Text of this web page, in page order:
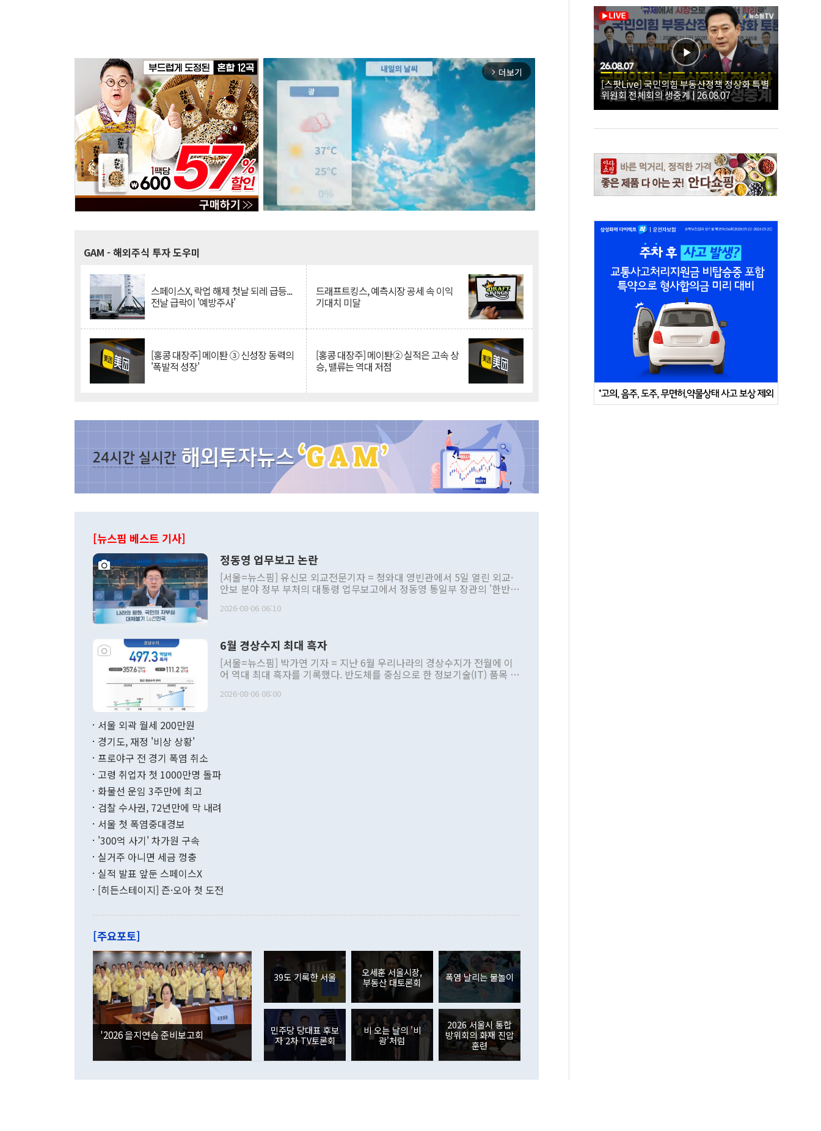
arrow_forward_ios 더보기
GAM - 해외주식 투자 도우미
스페이스X, 락업 해제 첫날 되레 급등...
전날 급락이 '예방주사'
드래프트킹스, 예측시장 공세 속 이익
기대치 미달
[홍콩 대장주] 메이퇀 ③ 신성장 동력의
'폭발적 성장'
[홍콩 대장주] 메이퇀② 실적은 고속 상
승, 밸류는 역대 저점
[뉴스핌 베스트 기사]
정동영 업무보고 논란
[서울=뉴스핌] 유신모 외교전문기자 = 청와대 영빈관에서 5일 열린 외교·
안보 분야 정부 부처의 대통령 업무보고에서 정동영 통일부 장관의 '한반도
발언 중에는 정부 내 조율을 거치지 않은 사안을 정책으로 추진하겠다고 공
주의적 희망에 근거한 비현실적 구상'이라는 비판을 내놨다. 그동안 정 장
관의 대북 정책 관련 발언이 물의를 빚은 적은 여러 번 있지만 대통령과 유
관 부처 장관이 공개적으로 부정적 입장을 표명한 것은 이례적이다. 정 장
관의 무리한 대북 접근법과 월권을 제어해야 한다는 목소리도 높아지고 있
다. [정동영 통일부 장관이 지난달 23일 오후 서울 종로구 정부서울청사에
무너졌다고도 했다. 또 "현 시점에서 흘러간 선(先)비핵화만 되뇌는 것은
함께 4자 대화의 동력을 확보하기 위해 최선을 다할 것"이라고 말했다. 하
"우리의 선의대로 하는 게 과연 한반도의 평화와 안정에 플러스냐, 결론적
관은 업무보고 사후 브리핑에서 정 장관이 언급한 '4자 회담'에 대해 "이상
이 9월 러시아 블라디보스토크에서 열리는 '동방경제포럼(EEF)'을 언급하
며 "정부 차원에서 (참석을) 검토하고 있다"고 발언한 데 대해서도 조 장관
은 "그것은 외교부의 몫"이라며 "아직 거기까지 진도가 나가지 않았다"고
잘랐다. 정 장관이 이날 소개한 대북 구상과 설명은 정부 내 조율을 거치지
않았다는 점에서 문제가 있다. 특히 주적 표현 대체와 국호 사용, 9·19 군
사합의 복원, 4자회담 추진 등은 통일부 장관이 결정할 사안이 아니어서 월
권이라는 지적이 나오고 있다. 이 대통령은 정 장관의 업무보고를 듣고 난
뒤 "여기 업무보고에 발표했다고 승인난 건 아니다"라고 재차 확인했다. 정
부의 한 소식통은 "정 장관의 발언 내용은 대부분 국가안전보장회의(NSC)
를 거쳐 결정된 사안이 아닌 정 장관의 개인적 생각에 가깝다"며 "안보 관
련 부처 장관이 정부의 공식 정책이 아닌 사안을 추진하겠다고 업무보고를
하고 대통령의 면전에서 '국군통수권자가 나서야 한다'고 주장한 것은 심각
2026-08-06 06:10
6월 경상수지 최대 흑자
[서울=뉴스핌] 박가연 기자 = 지난 6월 우리나라의 경상수지가 전월에 이
어 역대 최대 흑자를 기록했다. 반도체를 중심으로 한 정보기술(IT) 품목 수
료=한국은행] 한국은행이 6일 발표한 '2026년 6월 국제수지(잠정)'에 따르
며 월간 기준 처음으로 1000억달러를 넘어섰다. 상품수입은 644억8000만
196.9% 급증했고 컴퓨터·주변기기(SSD)는 282.7% 증가했다. IT 품목
수출은 160.4% 늘었으며 비IT 품목도 ▲석유제품(47.5%) ▲화공품
기록했지만 지식재산권사용료수지는 전월 흑자에서 4억4000만달러 적자
로 전환됐다. 본원소득수지는 배당소득을 중심으로 32억7000만달러 흑자
는 배당수입이 늘어난 데다 전월 분기배당에 따른 기저효과로 배당지급이
였던 올해 3월(369억9000만달러)을 넘어선 것이다. 직접투자에서는 내국
인의 해외투자가 80억1000만달러, 외국인의 국내투자가 46억3000만달러
각각 증가했다. 증권투자에서는 외국인의 국내 주식 매도세가 이어졌다. 외
국인의 국내 주식 투자는 차익실현 매도 등의 영향으로 316억1000만달러
감소하며 전월(-310억5000만달러)에 이어 역대 최대 순매도 기록을 다시
경신했다. 외국인의 국내 채권투자는 세계국채지수(WGBI) 자금 유입에도
분기 말 만기도래 영향으로 증가 폭이 줄어든 52억9000만달러를 기록했
다. 내국인의 해외 증권투자는 주식을 중심으로 35억6000만달러 증가했
다. eoyn2@newspim.com
2026-08-06 08:00
서울 외곽 월세 200만원
경기도, 재정 '비상 상황'
프로야구 전 경기 폭염 취소
고령 취업자 첫 1000만명 돌파
화물선 운임 3주만에 최고
검찰 수사권, 72년만에 막 내려
서울 첫 폭염중대경보
'300억 사기' 차가원 구속
실거주 아니면 세금 껑충
실적 발표 앞둔 스페이스X
[히든스테이지] 즌·오아 첫 도전
[주요포토]
'2026 을지연습 준비보고회
39도 기록한 서울
오세훈 서울시장,
부동산 대토론회
폭염 날리는 물놀이
민주당 당대표 후보
자 2차 TV토론회
비 오는 날의 '비
광'처럼
2026 서울시 통합
방위회의 화재 진압
훈련
[스팟Live] 국민의힘 부동산정책 정상화 특별
위원회 전체회의 생중계 | 26.08.07